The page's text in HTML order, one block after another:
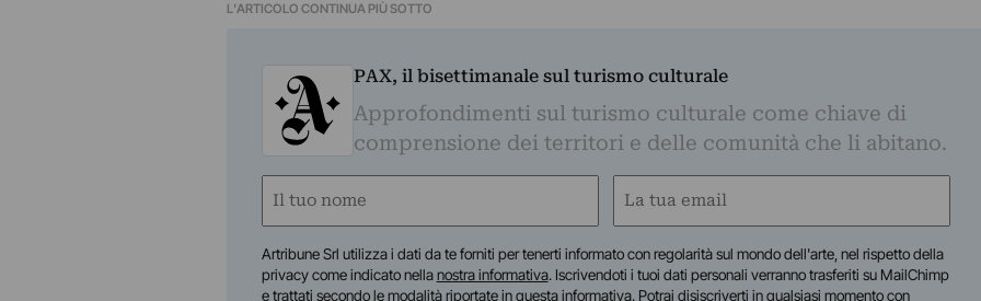
L'ARTICOLO CONTINUA PIÙ SOTTO
PAX, il bisettimanale sul turismo culturale
Approfondimenti sul turismo culturale come chiave di
comprensione dei territori e delle comunità che li abitano.
Nome
Email
Artribune Srl utilizza i dati da te forniti per tenerti informato con regolarità sul mondo dell'arte, nel rispetto della
privacy come indicato nellanostra informativa. Iscrivendoti i tuoi dati personali verranno trasferiti su MailChimp
e trattati secondo le modalità riportate inquesta informativa. Potrai disiscriverti in qualsiasi momento con